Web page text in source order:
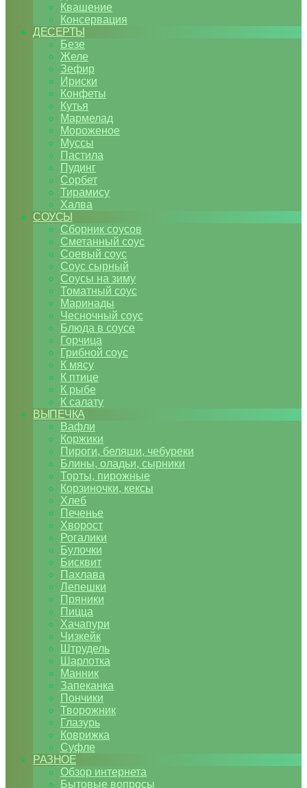
Квашение
Консервация
ДЕСЕРТЫ
Безе
Желе
Зефир
Ириски
Конфеты
Кутья
Мармелад
Мороженое
Муссы
Пастила
Пудинг
Сорбет
Тирамису
Халва
СОУСЫ
Сборник соусов
Сметанный соус
Соевый соус
Соус сырный
Соусы на зиму
Томатный соус
Маринады
Чесночный соус
Блюда в соусе
Горчица
Грибной соус
К мясу
К птице
К рыбе
К салату
ВЫПЕЧКА
Вафли
Коржики
Пироги, беляши, чебуреки
Блины, оладьи, сырники
Торты, пирожные
Корзиночки, кексы
Хлеб
Печенье
Хворост
Рогалики
Булочки
Бисквит
Пахлава
Лепешки
Пряники
Пицца
Хачапури
Чизкейк
Штрудель
Шарлотка
Манник
Запеканка
Пончики
Творожник
Глазурь
Коврижка
Суфле
РАЗНОЕ
Обзор интернета
Бытовые вопросы